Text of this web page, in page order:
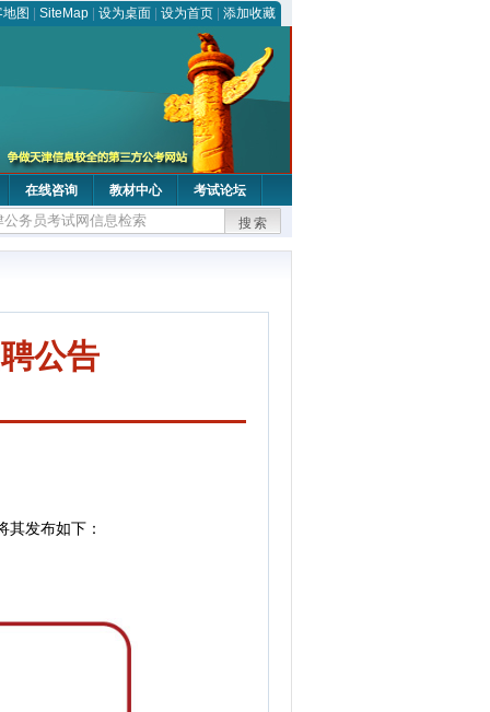
图 SiteMap 设为桌面 设为首页 添加收藏
在线咨询 教材中心 考试论坛
搜索
公告
其发布如下：